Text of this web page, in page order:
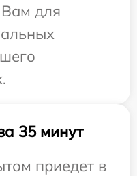
Вам для
35 минут
приедет в